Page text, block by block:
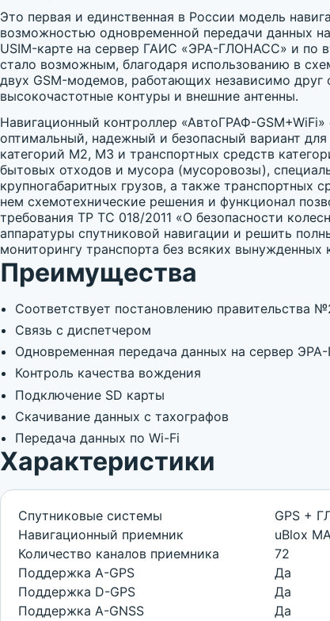
Это первая и единственная в России модель
возможностью одновременной передачи данных
USIM-карте на сервер ГАИС «ЭРА-ГЛОНАСС» и по
стало возможным, благодаря использованию в
двух GSM-модемов, работающих независимо
высокочастотные контуры и внешние антенны.
Навигационный контроллер «АвтоГРАФ-
оптимальный, надежный и безопасный вариант
категорий М2, М3 и транспортных средств
бытовых отходов и мусора (мусоровозы),
крупногабаритных грузов, а также транспортных
нем схемотехнические решения и функционал
требования ТР ТС 018/2011 «О безопасности
аппаратуры спутниковой навигации и решить
мониторингу транспорта без всяких
Преимущества
Соответствует постановлению правительства
Связь с диспетчером
Одновременная передача данных на сервер
Контроль качества вождения
Подключение SD карты
Скачивание данных с тахографов
Передача данных по Wi-Fi
Характеристики
Спутниковые системы
GPS +
Навигационный приемник
uBlox
Количество каналов приемника
72
Поддержка A-GPS
Да
Поддержка D-GPS
Да
Поддержка A-GNSS
Да